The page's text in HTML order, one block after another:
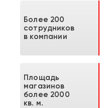
Более 200
сотрудников
в компании
Площадь
магазинов
более 2000
кв. м.